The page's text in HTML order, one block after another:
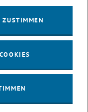
übernehmen den
oder für
vom
ZUSTIMMEN